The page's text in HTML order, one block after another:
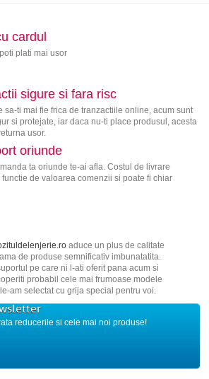
cardul
plati mai usor
sigure si fara risc
sa-ti mai fie frica de tranzactiile online, acum sunt
si protejate, iar daca nu-ti place produsul, acesta
usor.
oriunde
ta oriunde te-ai afla. Costul de livrare
de valoarea comenzii si poate fi chiar
aduce un plus de calitate
de produse semnificativ imbunatatita.
pe care ni l-ati oferit pana acum si
probabil cele mai frumoase modele
am selectat cu grija special pentru voi.
reducerile si cele mai noi produse!